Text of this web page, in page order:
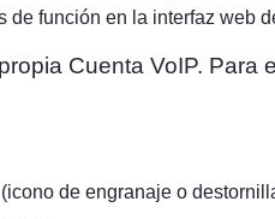
función en la interfaz web
Cuenta VoIP. Para
de engranaje o